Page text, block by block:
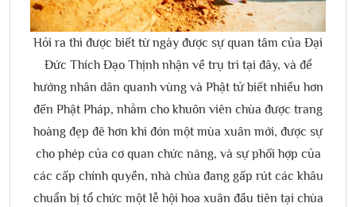
Hỏi ra thì được biết từ ngày được sự quan tâm của Đại
Đức Thích Đạo Thịnh nhận về trụ trì tại đây, và để
hướng nhân dân quanh vùng và Phật tử biết nhiều hơn
đến Phật Pháp, nhằm cho khuôn viên chùa được trang
hoàng đẹp đẽ hơn khi đón một mùa xuân mới, được sự
cho phép của cơ quan chức năng, và sự phối hợp của
các cấp chính quyền, nhà chùa đang gấp rút các khâu
chuẩn bị tổ chức một lễ hội hoa xuân đầu tiên tại chùa